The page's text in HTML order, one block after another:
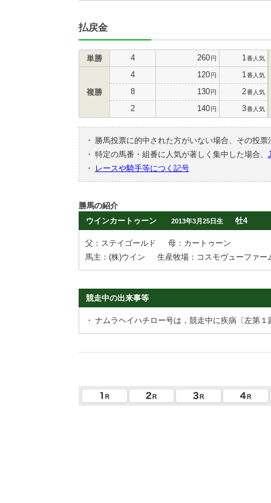
払戻金
単勝 4 260円 1 番人気
複勝
4 120円 1 番人気
8 130円 2番人気
2 140円 3番人気
・
勝馬投票に的中された方がいない場合、その投
・ 特定の馬番・組番に人気が著しく集中した場合、
・
レースや騎手等につく記号
勝馬の紹介
ウインカートゥーン
2013年3月25日生 牡4
父：ステイゴールド
母：カートゥーン
馬主：(株)ウイン
生産牧場：コスモヴューファー
競走中の出来事等
・ ナムラヘイハチロー号は，競走中に疾病〔左第